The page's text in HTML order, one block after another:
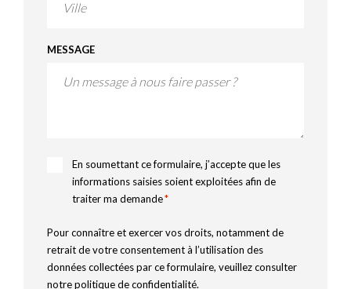
MESSAGE
RGPDEn soumettant ce formulaire, j’accepte que les
informations saisies soient exploitées afin de
traiter ma demande*
Pour connaître et exercer vos droits, notamment de
retrait de votre consentement à l’utilisation des
données collectées par ce formulaire, veuillez consulter
notre politique de confidentialité.